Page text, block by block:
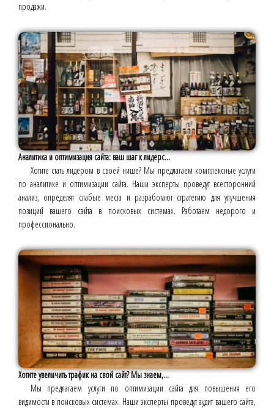
продажи.
Аналитика и оптимизация сайта: ваш шаг к лидерс...
Хотите стать лидером в своей нише? Мы предлагаем комплексные услуги
по аналитике и оптимизации сайта. Наши эксперты проведут всесторонний
анализ, определят слабые места и разработают стратегию для улучшения
позиций вашего сайта в поисковых системах. Работаем недорого и
профессионально.
Хотите увеличить трафик на свой сайт? Мы знаем,...
Мы предлагаем услуги по оптимизации сайта для повышения его
видимости в поисковых системах. Наши эксперты проведут аудит вашего сайта,